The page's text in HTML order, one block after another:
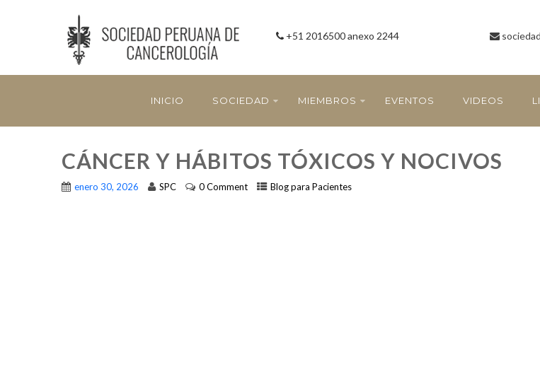
+51 2016500 anexo 2244
INICIO SOCIEDAD MIEMBROS EVENTOS VIDEOS
CÁNCER Y HÁBITOS TÓXICOS Y NOCIVOS
enero 30, 2026 SPC 0 Comment Blog para Pacientes